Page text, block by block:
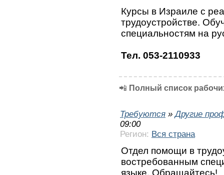
Курсы в Израиле с
трудоустройстве.
специальностям на
Тел. 053-2110933
📲 Полный список
Требуются »Другие
09:00
Регион: Вся страна
Отдел помощи в
востребованным
языке. Обращайтесь!